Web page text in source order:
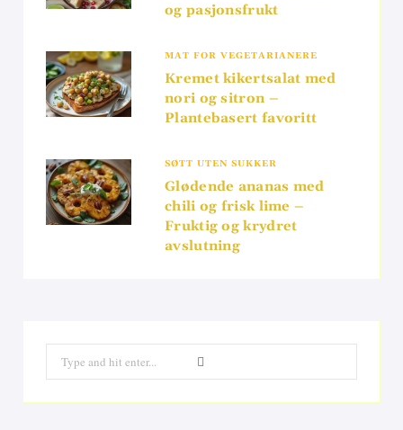
og pasjonsfrukt
MAT FOR VEGETARIANERE
Kremet kikertsalat med
nori og sitron –
Plantebasert favoritt
SØTT UTEN SUKKER
Glødende ananas med
chili og frisk lime –
Fruktig og krydret
avslutning
for: